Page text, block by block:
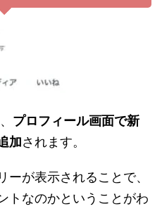
プロフィール画面で新
加されます。
ーが表示されることで、
トなのかということがわ